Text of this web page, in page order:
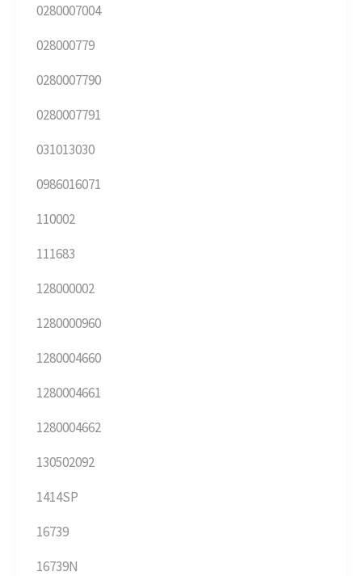
0280007004
028000779
0280007790
0280007791
031013030
0986016071
110002
111683
128000002
1280000960
1280004660
1280004661
1280004662
130502092
1414SP
16739
16739N